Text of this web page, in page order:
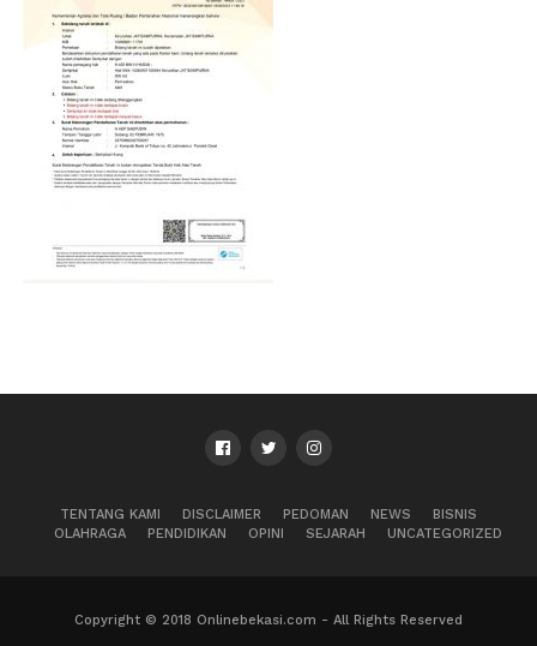
TENTANG KAMI DISCLAIMER PEDOMAN NEWS
BISNIS
OLAHRAGA
PENDIDIKAN OPINI SEJARAH UNCATEGORIZED
Copyright © 2018 Onlinebekasi.com - All Rights Reserved